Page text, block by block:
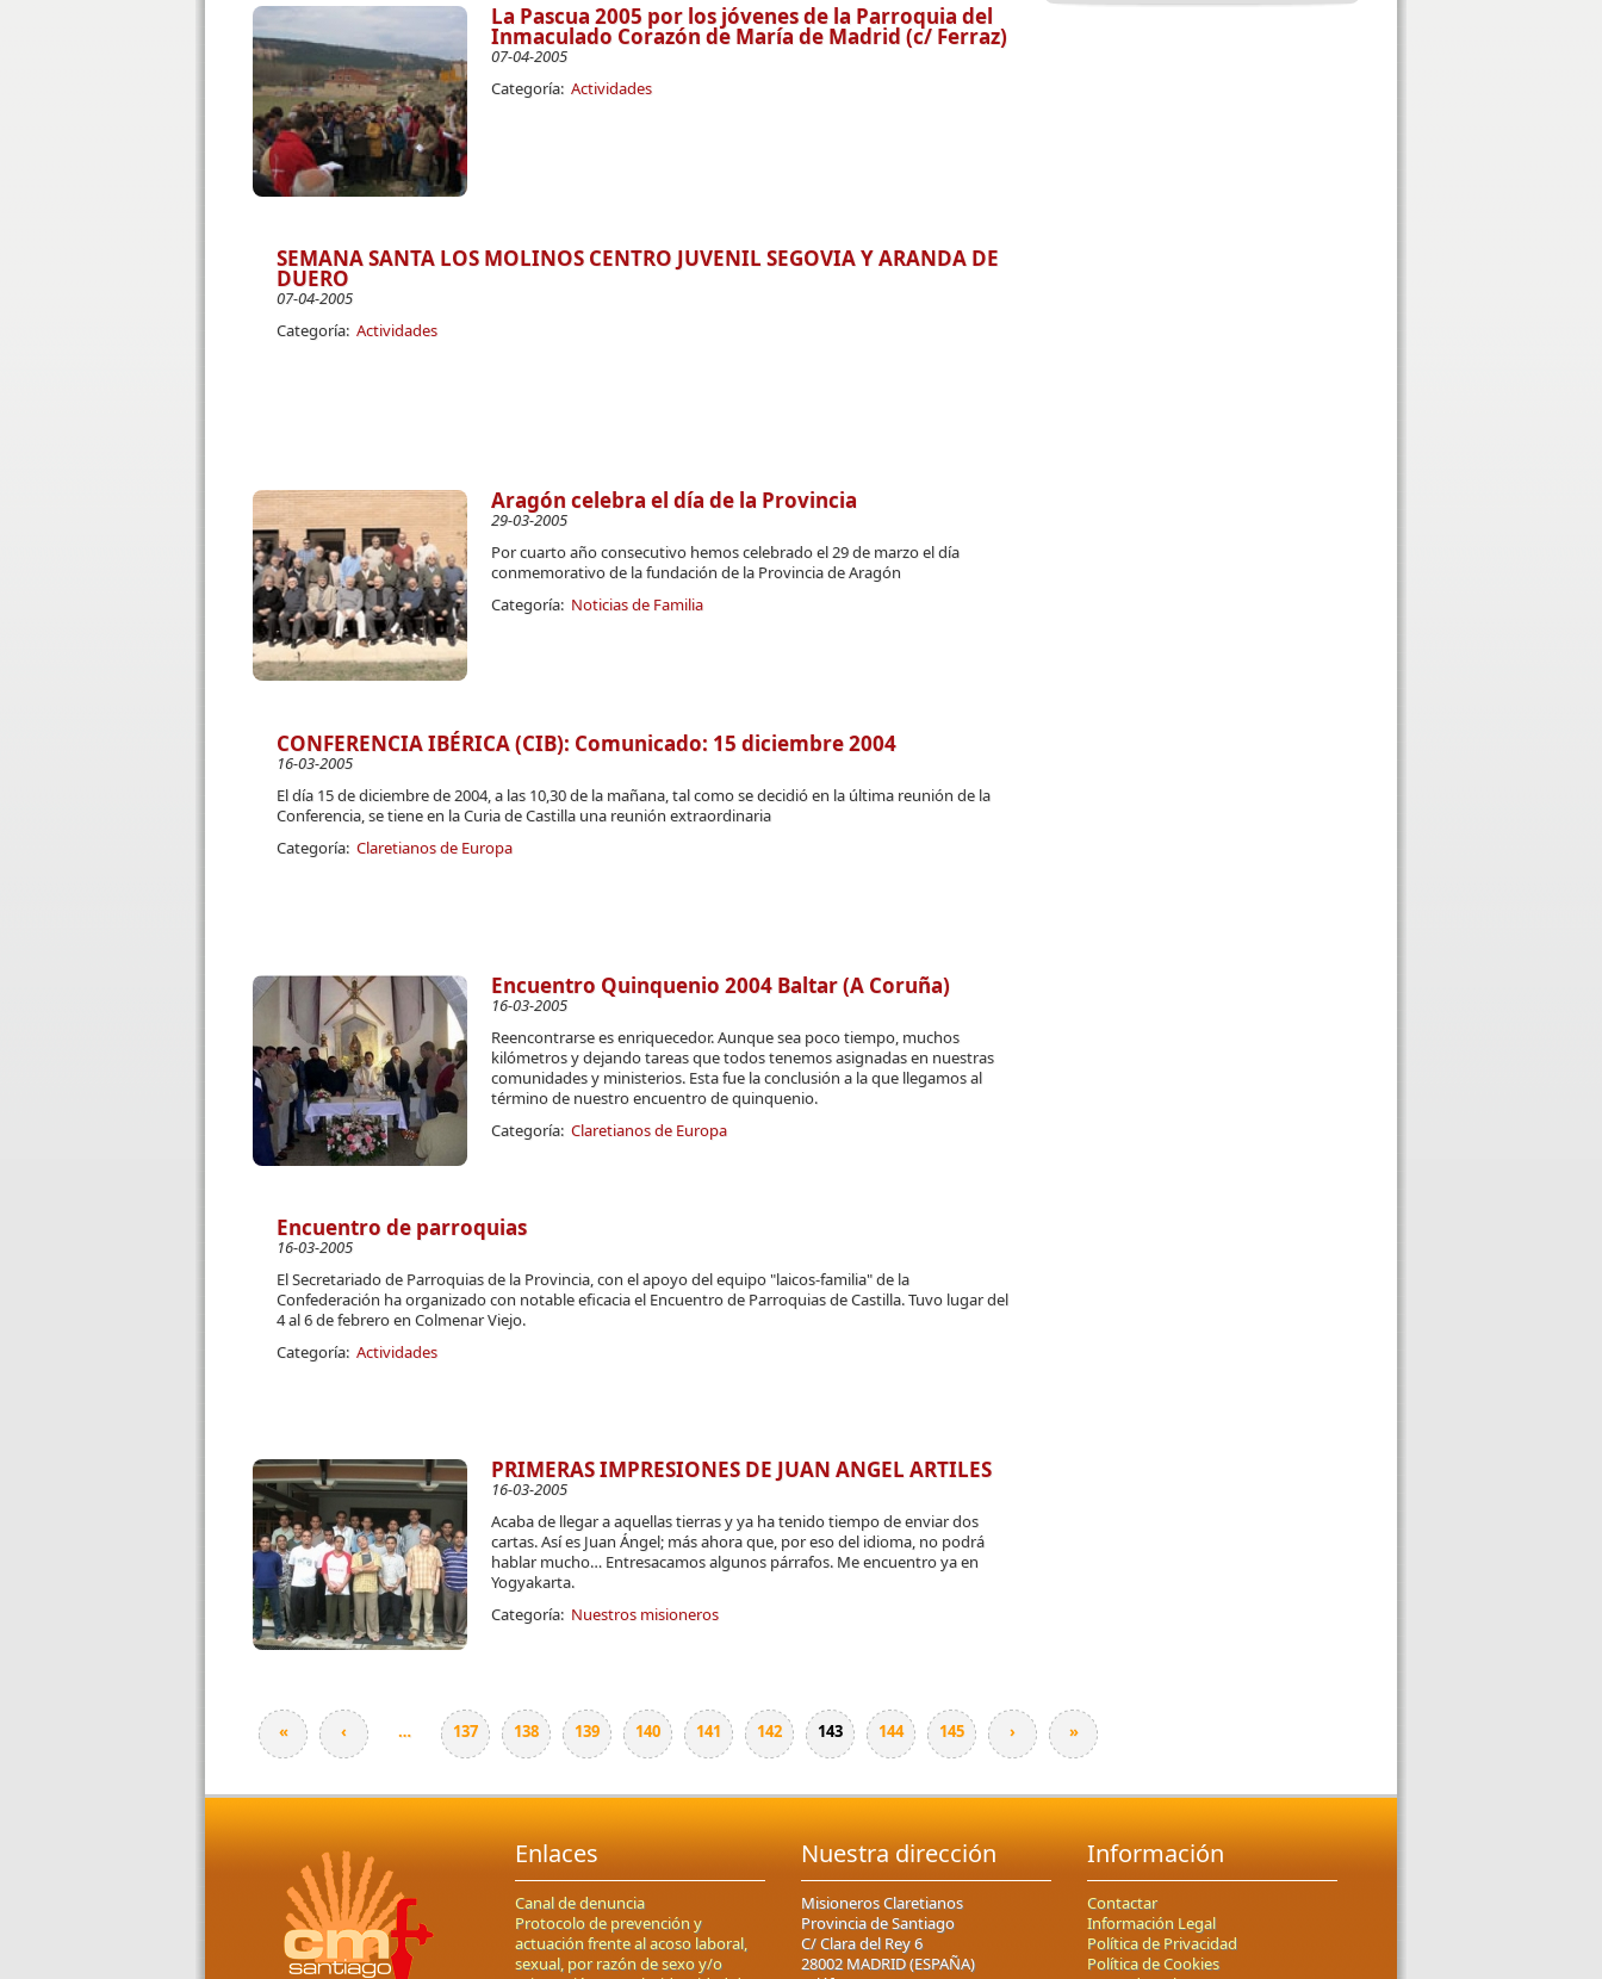
La Pascua 2005 por los jóvenes de la Parroquia del
Inmaculado Corazón de María de Madrid (c/ Ferraz)
07-04-2005
Categoría: Actividades
SEMANA SANTA LOS MOLINOS CENTRO JUVENIL SEGOVIA Y ARANDA DE
DUERO
07-04-2005
Categoría: Actividades
Aragón celebra el día de la Provincia
29-03-2005
Por cuarto año consecutivo hemos celebrado el 29 de marzo el día
conmemorativo de la fundación de la Provincia de Aragón
Categoría: Noticias de Familia
CONFERENCIA IBÉRICA (CIB): Comunicado: 15 diciembre 2004
16-03-2005
El día 15 de diciembre de 2004, a las 10,30 de la mañana, tal como se decidió en la última reunión de la
Conferencia, se tiene en la Curia de Castilla una reunión extraordinaria
Categoría: Claretianos de Europa
Encuentro Quinquenio 2004 Baltar (A Coruña)
16-03-2005
Reencontrarse es enriquecedor. Aunque sea poco tiempo, muchos
kilómetros y dejando tareas que todos tenemos asignadas en nuestras
comunidades y ministerios. Esta fue la conclusión a la que llegamos al
término de nuestro encuentro de quinquenio.
Categoría: Claretianos de Europa
Encuentro de parroquias
16-03-2005
El Secretariado de Parroquias de la Provincia, con el apoyo del equipo "laicos-familia" de la
Confederación ha organizado con notable eficacia el Encuentro de Parroquias de Castilla. Tuvo lugar del
4 al 6 de febrero en Colmenar Viejo.
Categoría: Actividades
PRIMERAS IMPRESIONES DE JUAN ANGEL ARTILES
16-03-2005
Acaba de llegar a aquellas tierras y ya ha tenido tiempo de enviar dos
cartas. Así es Juan Ángel; más ahora que, por eso del idioma, no podrá
hablar mucho… Entresacamos algunos párrafos. Me encuentro ya en
Yogyakarta.
Categoría: Nuestros misioneros
Páginas
« ‹ … 137 138 139 140 141 142 143 144 145 › »
Enlaces
Canal de denuncia
Protocolo de prevención y
actuación frente al acoso laboral,
sexual, por razón de sexo y/o
Nuestra dirección
Misioneros Claretianos
Provincia de Santiago
C/ Clara del Rey 6
28002 MADRID (ESPAÑA)
Información
Contactar
Información Legal
Política de Privacidad
Política de Cookies